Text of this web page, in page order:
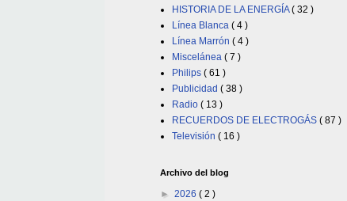
HISTORIA DE LA ENERGÍA( 32 )
Línea Blanca ( 4 )
Línea Marrón ( 4 )
Miscelánea ( 7 )
Philips ( 61 )
Publicidad ( 38 )
Radio ( 13 )
RECUERDOS DE ELECTROGÁS ( 87 )
Televisión ( 16 )
Archivo del blog
► 2026 ( 2 )